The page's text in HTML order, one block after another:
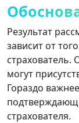
Результат
зависит от
страхователь.
могут
Гораздо
страхователя.